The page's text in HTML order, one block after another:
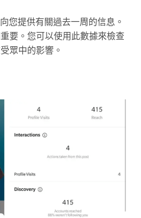
您提供有關過去一周的信息。
要。您可以使用此數據來檢查
眾中的影響。